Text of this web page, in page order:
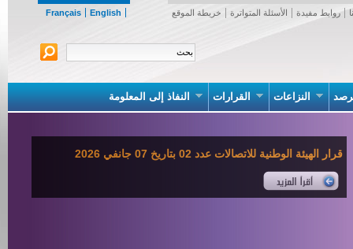
Français English روابط مفيدة الأسئلة المتواترة خريطة الموقع
النزاعات القرارات النفاذ إلى المعلومة
قرار الهيئة الوطنية للاتصالات عدد 02 بتاريخ 07 جانفي 2026